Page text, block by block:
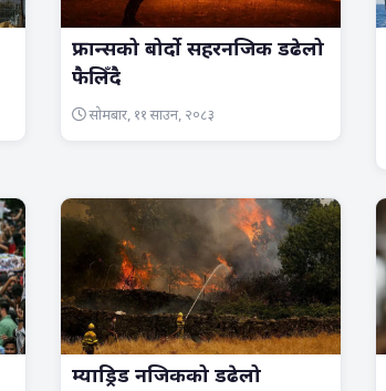
फ्रान्सको बोर्दो सहरनजिक डढेलो
फैलिँदै
सोमबार, ११ साउन, २०८३
म्याड्रिड नजिकको डढेलो